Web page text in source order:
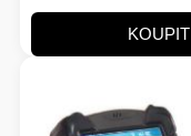
KOUPIT